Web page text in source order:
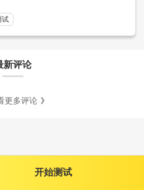
试
新评论
更多评论
开始测试